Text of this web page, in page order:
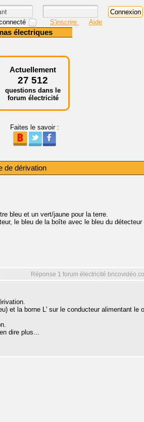
S'inscrire Aide
électriques
Actuellement
27 512
questions dans le
forum électricité
Faites le savoir :
de dérivation
bleu et un vert/jaune pour la terre.
le bleu de la boîte avec le bleu du détecteur
Réponse 1 forum électricité
et la borne L' sur le conducteur alimentant le
dire plus...